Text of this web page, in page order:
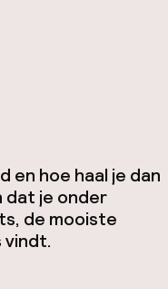
en hoe haal je dan
dat je onder
de mooiste